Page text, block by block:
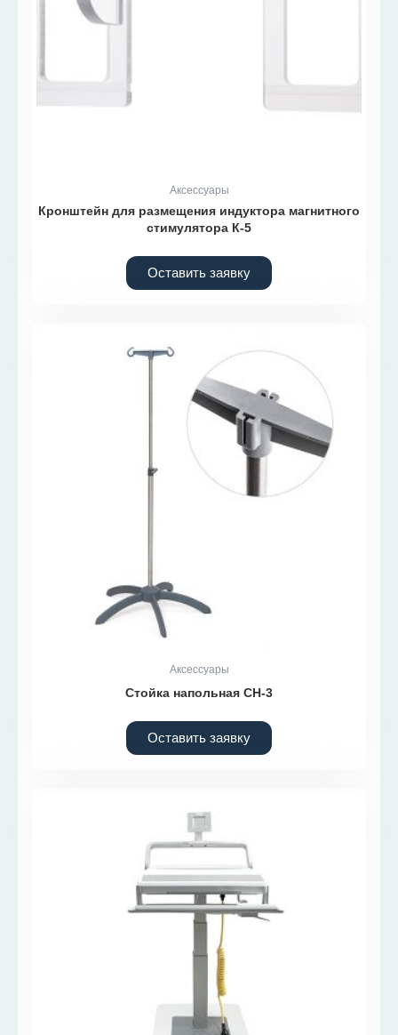
Аксессуары
Кронштейн для размещения индуктора магнитного
стимулятора К-5
Оставить заявку
Аксессуары
Стойка напольная СН-3
Оставить заявку